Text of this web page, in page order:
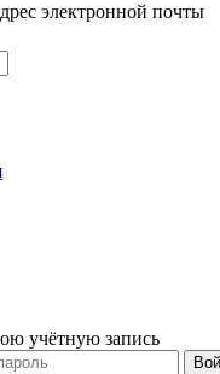
электронной почты
учётную запись